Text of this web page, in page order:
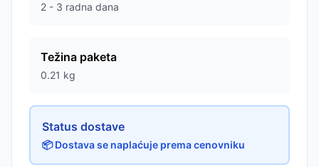
2 - 3 radna dana
Težina paketa
0.21 kg
Status dostave
📦 Dostava se naplaćuje prema cenovniku